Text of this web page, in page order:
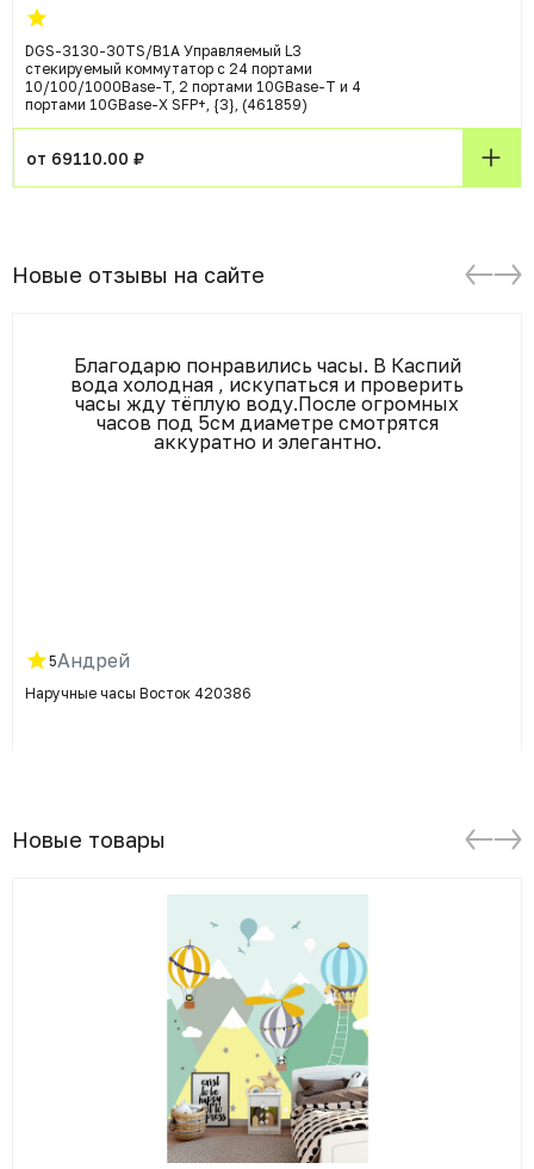
DGS-3130-30TS/B1A Управляемый L3
стекируемый коммутатор с 24 портами
10/100/1000Base-T, 2 портами 10GBase-T и 4
портами 10GBase-X SFP+, {3}, (461859)
от 69110.00 ₽
Новые отзывы на сайте
Благодарю понравились часы. В Каспий
вода холодная , искупаться и проверить
часы жду тёплую воду.После огромных
часов под 5см диаметре смотрятся
аккуратно и элегантно.
5Андрей
Наручные часы Восток 420386
Новые товары